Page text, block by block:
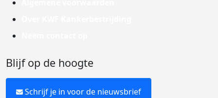
Blijf op de hoogte
Schrijf je in voor de nieuwsbrief